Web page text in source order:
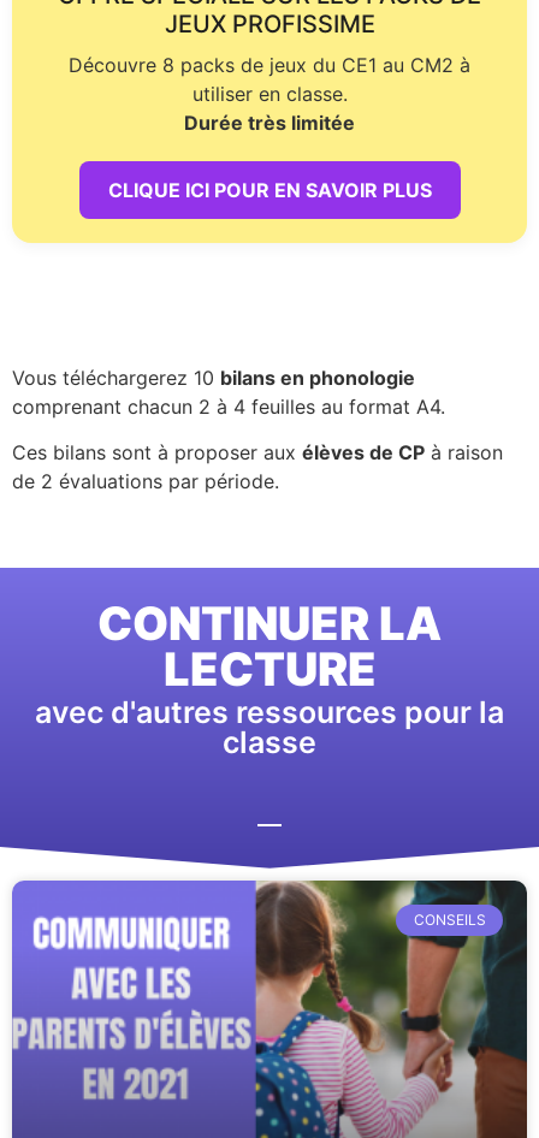
JEUX PROFISSIME
Découvre 8 packs de jeux du CE1 au CM2 à
utiliser en classe.
Durée très limitée
CLIQUE ICI POUR EN SAVOIR PLUS
Vous téléchargerez 10 bilans en phonologie
comprenant chacun 2 à 4 feuilles au format A4.
Ces bilans sont à proposer aux élèves de CP à raison
de 2 évaluations par période.
CONTINUER LA
LECTURE
avec d'autres ressources pour la
classe
CONSEILS